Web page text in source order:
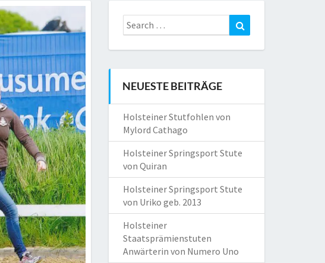
Search
for:
NEUESTE BEITRÄGE
Holsteiner Stutfohlen von
Mylord Cathago
Holsteiner Springsport Stute
von Quiran
Holsteiner Springsport Stute
von Uriko geb. 2013
Holsteiner
Staatsprämienstuten
Anwärterin von Numero Uno